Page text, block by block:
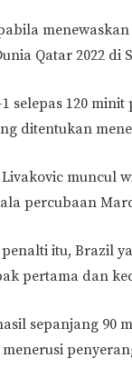
Qatar 2022 di
selepas 120
ditentukan
muncul
percubaan
itu, Brazil
pertama dan
sepanjang 90